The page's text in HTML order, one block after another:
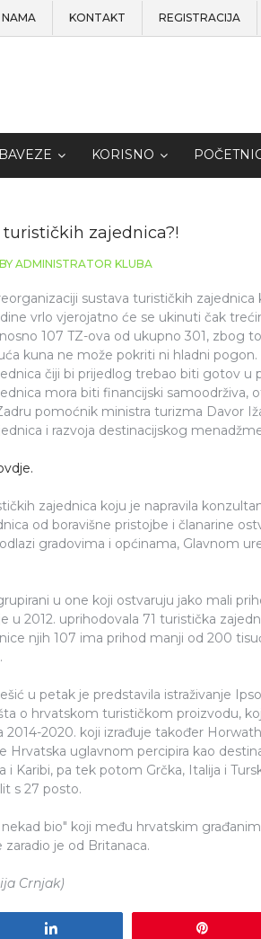
KONTAKT REGISTRACIJA
KORISNO
zajednica?!
BY ADMINISTRATOR KLUBA
sustava turističkih
vrlo vjerojatno će se ukinuti čak
107 TZ-ova od ukupno 301, zbog
kuna ne može pokriti ni hladni
čiji bi prijedlog trebao biti gotov u
mora biti financijski samoodrživa,
pomoćnik ministra turizma Davor
i razvoja destinacijskog
zajednica koju je napravila
od boravišne pristojbe i članarine
gradovima i općinama, Glavnom
u one koji ostvaruju jako mali
u 2012. uprihodovala 71 turistička
njih 107 ima prihod manji od 200
u petak je predstavila istraživanje
o hrvatskom turističkom proizvodu,
2020. koji izrađuje također
Hrvatska uglavnom percipira kao
i Karibi, pa tek potom Grčka, Italija i
s 27 posto.
bio" koji među hrvatskim
je od Britanaca.
Crnjak)